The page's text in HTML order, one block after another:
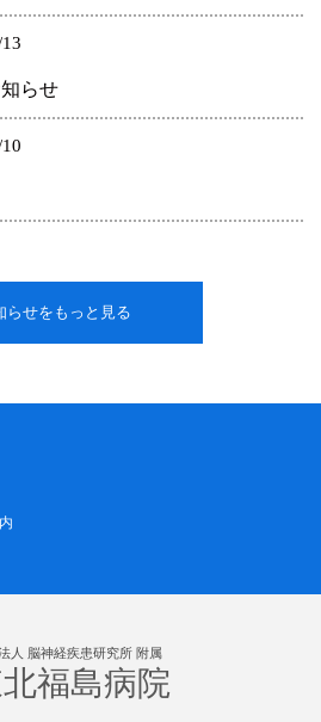
らせ
らせをもっと見る
人 脳神経疾患研究所 附属
福島病院